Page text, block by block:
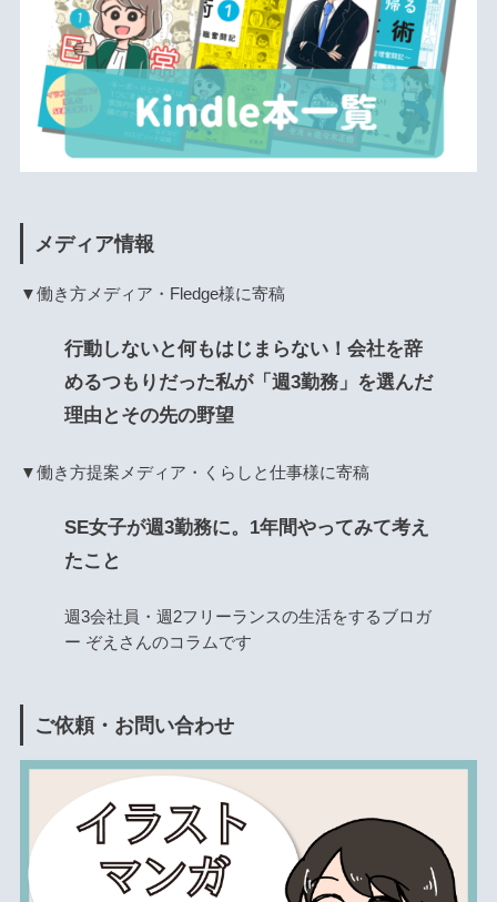
メディア情報
▼働き方メディア・Fledge様に寄稿
行動しないと何もはじまらない！会社を辞
めるつもりだった私が「週3勤務」を選んだ
理由とその先の野望
▼働き方提案メディア・くらしと仕事様に寄稿
SE女子が週3勤務に。1年間やってみて考え
たこと
週3会社員・週2フリーランスの生活をするブロガ
ー ぞえさんのコラムです
ご依頼・お問い合わせ